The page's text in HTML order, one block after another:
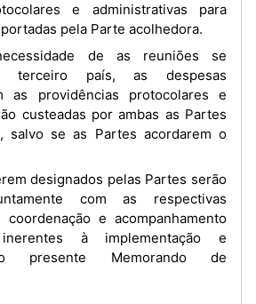
e administrativas para
pela Parte acolhedora.
terceiro país, as despesas
as providências protocolares e
custeadas por ambas as Partes
salvo se as Partes acordarem o
com as respectivas
coordenação e acompanhamento
à implementação e
presente Memorando de